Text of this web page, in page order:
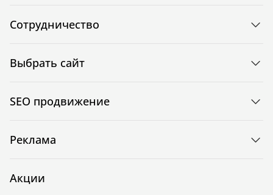
Сотрудничество
Выбрать сайт
SEO продвижение
Реклама
Акции